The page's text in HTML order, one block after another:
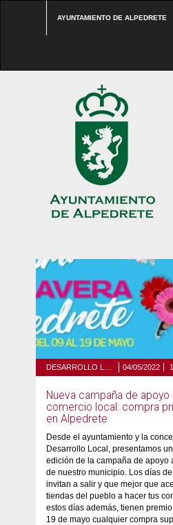
AYUNTAMIENTO DE ALPEDRETE
04/05/2022
Nueva campaña de apoyo
comercio local: compra
en Alpedrete
Desde el ayuntamiento y la
Desarrollo Local, presentamos
edición de la campaña de apoyo
de nuestro municipio. Los días
invitan a salir y que mejor que
tiendas del pueblo a hacer tus
estos días además, tienen
19 de mayo cualquier compra